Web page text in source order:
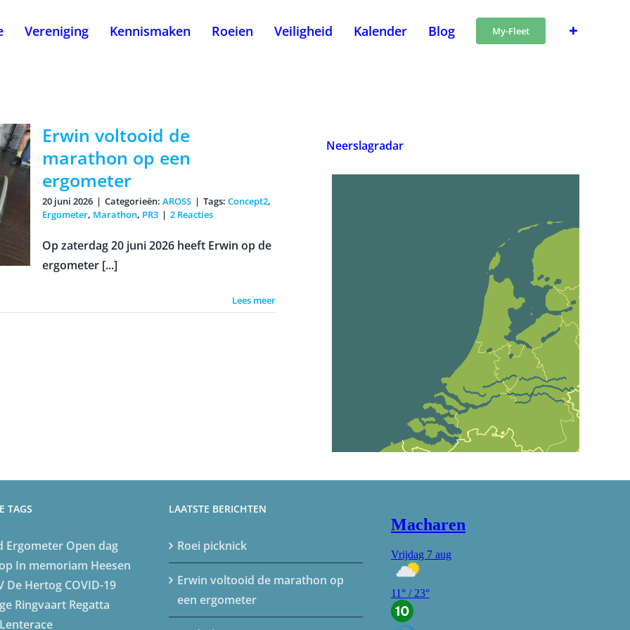
Vereniging Kennismaken Roeien Veiligheid Kalender Blog My-Fleet
Erwin voltooid de
marathon op een
ergometer
20 juni 2026 | Categorieën: AROSS | Tags: Concept2,
Ergometer, Marathon, PR3 | 2 Reacties
Op zaterdag 20 juni 2026 heeft Erwin op de
ergometer [...]
Lees meer
Neerslagradar
TAGS
Ergometer Open dag
In memoriam Heesen
De Hertog COVID-19
Ringvaart Regatta
LAATSTE BERICHTEN
Roei picknick
Erwin voltooid de marathon op
een ergometer